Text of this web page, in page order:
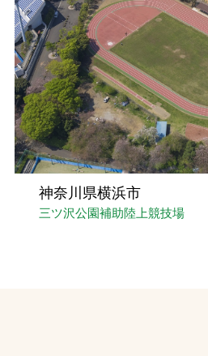
神奈川県横浜市
三ツ沢公園補助陸上競技場